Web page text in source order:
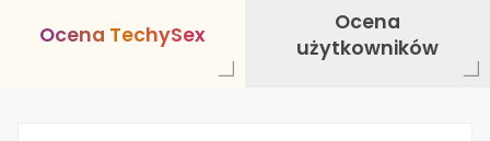
Ocena TechySex
Ocena
użytkowników